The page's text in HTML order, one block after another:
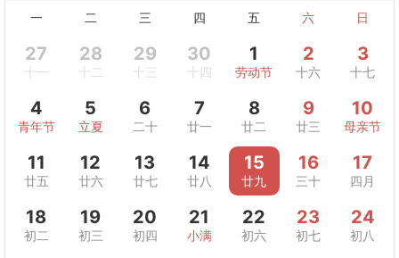
一 二 三 四 五 六 日
27
十一
28 29 30
十四
1
劳动节
2
十六
3
十七
4
青年节
5
立夏
6
二十
7
廿一
8
廿二
9
廿三
10
母亲节
11
廿五
12
廿六
13
廿七
14
廿八
15
廿九
16
三十
17
四月
18
初二
19
初三
20
初四
21
小满
22
初六
23
初七
24
初八